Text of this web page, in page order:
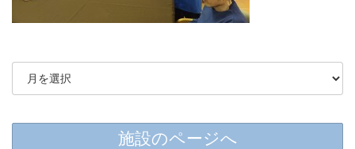
施設のページへ